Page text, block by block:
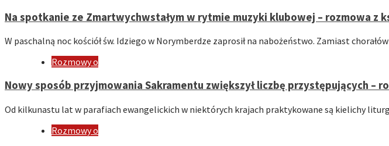
Na spotkanie ze Zmartwychwstałym w rytmie muzyki klubowej – rozmowa z
W paschalną noc kościół św. Idziego w Norymberdze zaprosił na nabożeństwo. Zamiast
Rozmowy o
Nowy sposób przyjmowania Sakramentu zwiększył liczbę przystępujących –
Od kilkunastu lat w parafiach ewangelickich w niektórych krajach praktykowane są kielichy
Rozmowy o